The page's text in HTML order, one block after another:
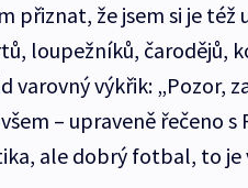
přiznat, že jsem si je
loupežníků, čarodějů,
varovný výkřik: „Pozor,
– upraveně řečeno
ale dobrý fotbal, to je